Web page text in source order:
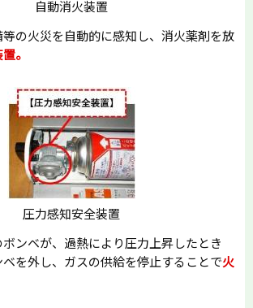
自動消火装置
の火災を自動的に感知し、消火薬剤を放
。
圧力感知安全装置
ンベが、過熱により圧力上昇したとき
を外し、ガスの供給を停止することで火